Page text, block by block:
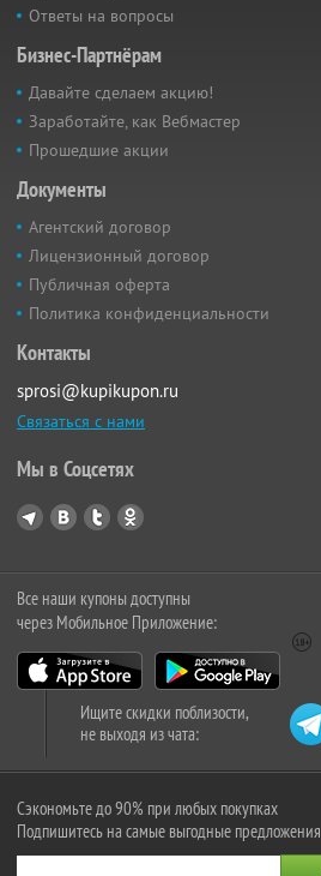
Ответы на вопросы
Бизнес-Партнёрам
Давайте сделаем акцию!
Заработайте, как Вебмастер
Прошедшие акции
Документы
Агентский договор
Лицензионный договор
Публичная оферта
Политика конфиденциальности
Контакты
sprosi@kupikupon.ru
Связаться с нами
Мы в Соцсетях
Все наши купоны доступны
через Мобильное Приложение:
Ищите скидки поблизости,
не выходя из чата:
Сэкономьте до 90% при любых покупках
Подпишитесь на самые выгодные предложения